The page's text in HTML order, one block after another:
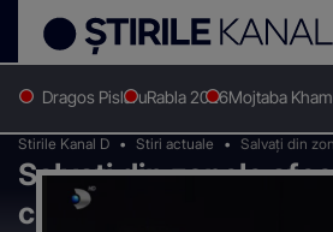
Dragos PislaruRabla 2026Mojtaba
Stirile Kanal D Stiri actuale Salvați din
Salvați din zonele
cutremur